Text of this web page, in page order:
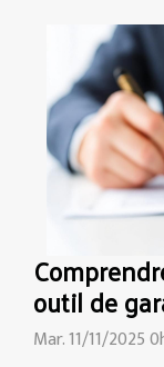
outil de
Mar. 11/11/2025